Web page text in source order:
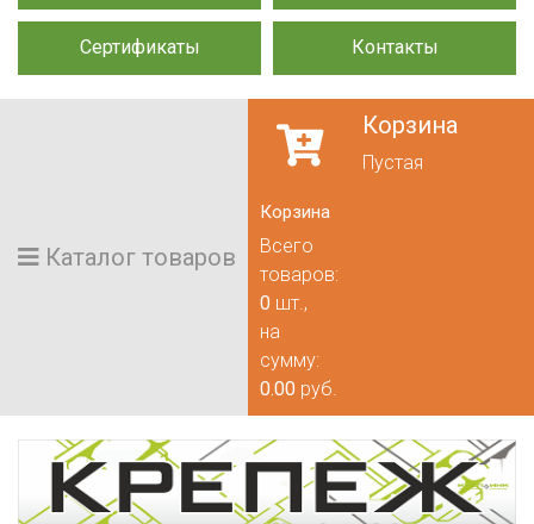
Сертификаты Контакты
Каталог товаров
Корзина
Пустая
Корзина
Всего
товаров:
0 шт.,
на
сумму:
0.00 руб.